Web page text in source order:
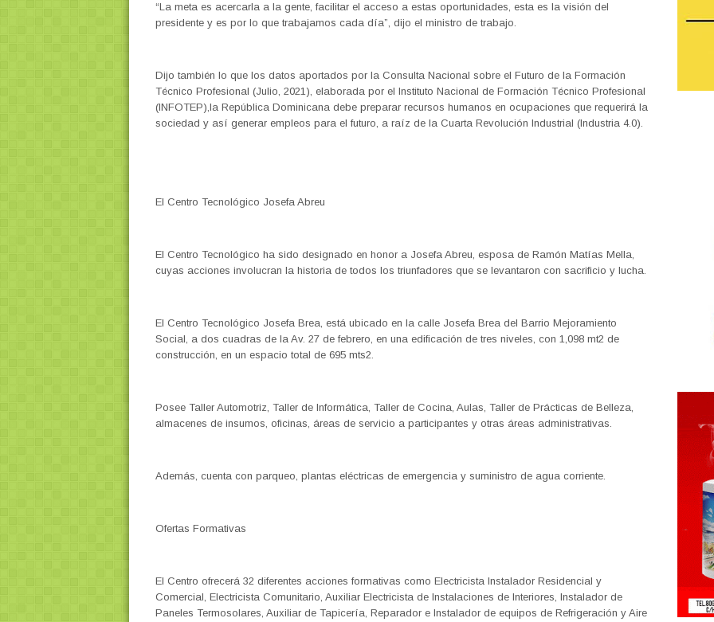
“La meta es acercarla a la gente, facilitar el acceso a estas oportunidades, esta es la visión del
presidente y es por lo que trabajamos cada día”, dijo el ministro de trabajo.
Dijo también lo que los datos aportados por la Consulta Nacional sobre el Futuro de la Formación
Técnico Profesional (Julio, 2021), elaborada por el Instituto Nacional de Formación Técnico Profesional
(INFOTEP),la República Dominicana debe preparar recursos humanos en ocupaciones que requerirá la
sociedad y así generar empleos para el futuro, a raíz de la Cuarta Revolución Industrial (Industria 4.0).
El Centro Tecnológico Josefa Abreu
El Centro Tecnológico ha sido designado en honor a Josefa Abreu, esposa de Ramón Matías Mella,
cuyas acciones involucran la historia de todos los triunfadores que se levantaron con sacrificio y lucha.
El Centro Tecnológico Josefa Brea, está ubicado en la calle Josefa Brea del Barrio Mejoramiento
Social, a dos cuadras de la Av. 27 de febrero, en una edificación de tres niveles, con 1,098 mt2 de
construcción, en un espacio total de 695 mts2.
Posee Taller Automotriz, Taller de Informática, Taller de Cocina, Aulas, Taller de Prácticas de Belleza,
almacenes de insumos, oficinas, áreas de servicio a participantes y otras áreas administrativas.
Además, cuenta con parqueo, plantas eléctricas de emergencia y suministro de agua corriente.
Ofertas Formativas
El Centro ofrecerá 32 diferentes acciones formativas como Electricista Instalador Residencial y
Comercial, Electricista Comunitario, Auxiliar Electricista de Instalaciones de Interiores, Instalador de
Paneles Termosolares, Auxiliar de Tapicería, Reparador e Instalador de equipos de Refrigeración y Aire